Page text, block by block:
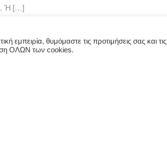
Ή […]
εμπειρία, θυμόμαστε τις προτιμήσεις σας και τις
ΟΛΩΝ των cookies.